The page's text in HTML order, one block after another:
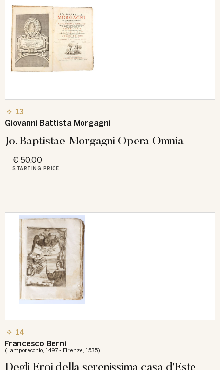
13
Giovanni Battista Morgagni
Jo. Baptistae Morgagni Opera Omnia
€ 50,00
STARTING PRICE
14
Francesco Berni
(Lamporecchio, 1497 - Firenze, 1535)
Degli Eroi della serenissima casa dʹEste